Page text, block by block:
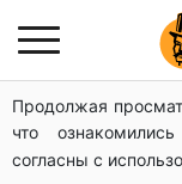
Продолжая
что
согласны с
Посол ОБСЕ во
удара по
Полностью